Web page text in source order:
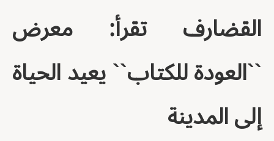
القضارف تقرأ: معرض
``العودة للكتاب`` يعيد الحياة
إلى المدينة